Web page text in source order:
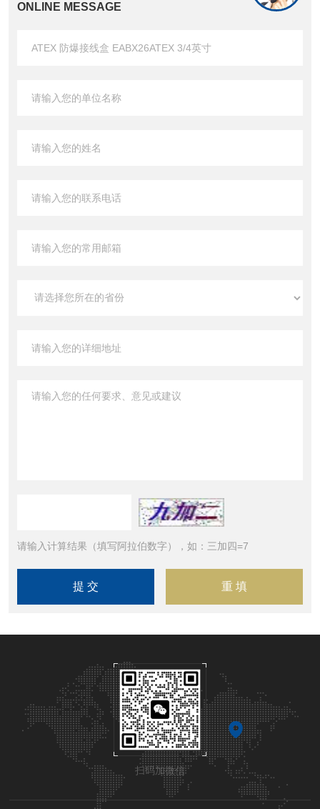
ONLINE MESSAGE
请输入计算结果（填写阿拉伯数字），如：三加四=7
扫码加微信